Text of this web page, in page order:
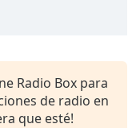
Radio Box para
de radio en
que esté!